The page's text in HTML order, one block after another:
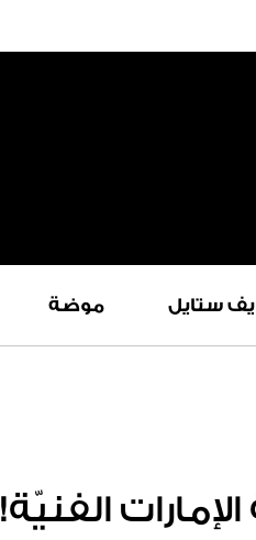
ستايل موضة
الفنيّة!